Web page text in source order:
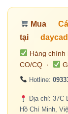
Mua
tại
Hàng chính
CO/CQ ·
Hotline:
Địa chỉ: 37C
Hồ Chí Minh,